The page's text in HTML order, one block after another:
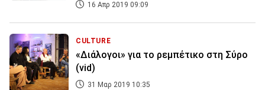
16 Απρ 2019 09:09
CULTURE
«Διάλογοι» για το ρεμπέτικο στη Σύρο
(vid)
31 Μαρ 2019 10:35